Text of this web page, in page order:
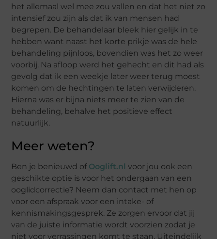
het allemaal wel mee zou vallen en dat het niet zo
intensief zou zijn als dat ik van mensen had
begrepen. De behandelaar bleek hier gelijk in te
hebben want naast het korte prikje was de hele
behandeling pijnloos, bovendien was het zo weer
voorbij. Na afloop werd het gehecht en dit had als
gevolg dat ik een weekje later weer terug moest
komen om de hechtingen te laten verwijderen.
Hierna was er bijna niets meer te zien van de
behandeling, behalve het positieve effect
natuurlijk.
Meer weten?
Ben je benieuwd of Ooglift.nl voor jou ook een
geschikte optie is voor het ondergaan van een
ooglidcorrectie? Neem dan contact met hen op
voor een afspraak voor een intake- of
kennismakingsgesprek. Ze zorgen ervoor dat jij
van de juiste informatie wordt voorzien zodat je
niet voor verrassingen komt te staan. Uiteindelijk